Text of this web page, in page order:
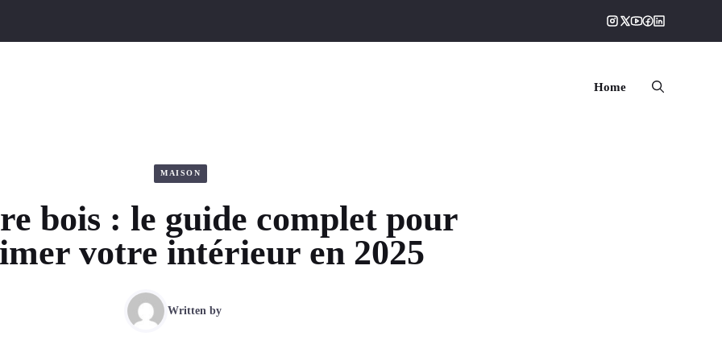
Home
MAISON
bois : le guide complet pour
votre intérieur en 2025
Written by